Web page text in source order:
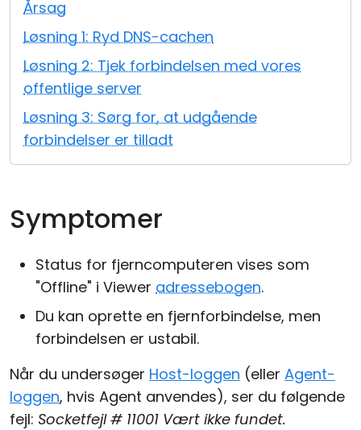
Årsag
Løsning 1: Ryd DNS-cachen
Løsning 2: Tjek forbindelsen med vores
offentlige server
Løsning 3: Sørg for, at udgående
forbindelser er tilladt
Symptomer
Status for fjerncomputeren vises som
"Offline" i Viewer adressebogen.
Du kan oprette en fjernforbindelse, men
forbindelsen er ustabil.
Når du undersøger Host-loggen (eller Agent-
loggen, hvis Agent anvendes), ser du følgende
fejl: Socketfejl # 11001 Vært ikke fundet.
Cloud og Lokalt